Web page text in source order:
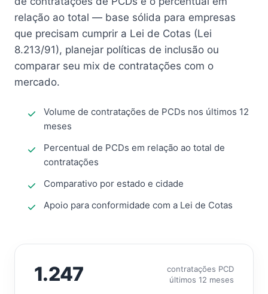
relação ao total — base sólida para empresas
que precisam cumprir a Lei de Cotas (Lei
8.213/91), planejar políticas de inclusão ou
comparar seu mix de contratações com o
mercado.
Volume de contratações de PCDs nos últimos 12
meses
Percentual de PCDs em relação ao total de
contratações
Comparativo por estado e cidade
Apoio para conformidade com a Lei de Cotas
1.247
contratações PCD
últimos 12 meses